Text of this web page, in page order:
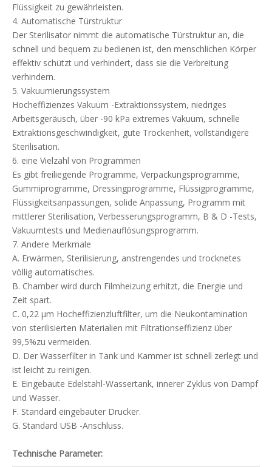
Flüssigkeit zu gewährleisten.
4. Automatische Türstruktur
Der Sterilisator nimmt die automatische Türstruktur an, die
schnell und bequem zu bedienen ist, den menschlichen Körper
effektiv schützt und verhindert, dass sie die Verbreitung
verhindern.
5. Vakuumierungssystem
Hocheffizienzes Vakuum -Extraktionssystem, niedriges
Arbeitsgeräusch, über -90 kPa extremes Vakuum, schnelle
Extraktionsgeschwindigkeit, gute Trockenheit, vollständigere
Sterilisation.
6. eine Vielzahl von Programmen
Es gibt freiliegende Programme, Verpackungsprogramme,
Gummiprogramme, Dressingprogramme, Flüssigprogramme,
Flüssigkeitsanpassungen, solide Anpassung, Programm mit
mittlerer Sterilisation, Verbesserungsprogramm, B & D -Tests,
Vakuumtests und Medienauflösungsprogramm.
7. Andere Merkmale
A. Erwärmen, Sterilisierung, anstrengendes und trocknetes
völlig automatisches.
B. Chamber wird durch Filmheizung erhitzt, die Energie und
Zeit spart.
C. 0,22 μm Hocheffizienzluftfilter, um die Neukontamination
von sterilisierten Materialien mit Filtrationseffizienz über
99,5%zu vermeiden.
D. Der Wasserfilter in Tank und Kammer ist schnell zerlegt und
ist leicht zu reinigen.
E. Eingebaute Edelstahl-Wassertank, innerer Zyklus von Dampf
und Wasser.
F. Standard eingebauter Drucker.
G. Standard USB -Anschluss.
Technische Parameter: